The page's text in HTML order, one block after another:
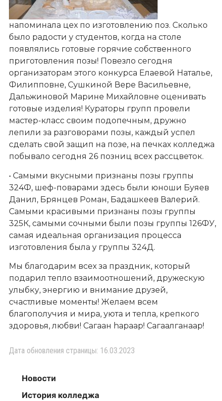
напоминала цех по изготовлению поз. Сколько
было радости у студентов, когда на столе
появлялись готовые горячие собственного
приготовления позы! Повезло сегодня
организаторам этого конкурса Елаевой Наталье,
Филипповне, Сушкиной Вере Васильевне,
Дальжиновой Марине Михайловне оценивать
готовые изделия! Кураторы групп провели
мастер-класс своим подопечным, дружно
лепили за разговорами позы, каждый успел
сделать свой защип на позе, на печках колледжа
побывало сегодня 26 позниц всех рассцветок.
• Самыми вкусными признаны позы группы
324Ф, шеф-поварами здесь были юноши Буяев
Данил, Брянцев Роман, Бадашкеев Валерий.
Самыми красивыми признаны позы группы
325К, самыми сочными были позы группы 126ФУ,
самая идеальная организация процесса
изготовления была у группы 324Д.
Мы благодарим всех за праздник, который
подарил тепло взаимоотношений, дружескую
улыбку, энергию и внимание друзей,
счастливые моменты! Желаем всем
благополучия и мира, уюта и тепла, крепкого
здоровья, любви! Сагаан hараар! Сагаалганаар!
Дата обновления страницы: 16.03.2023
Новости
История колледжа